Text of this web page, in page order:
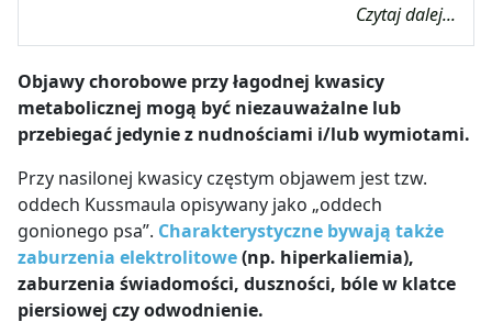
Czytaj dalej...
Objawy chorobowe przy łagodnej kwasicy
metabolicznej mogą być niezauważalne lub
przebiegać jedynie z nudnościami i/lub wymiotami.
Przy nasilonej kwasicy częstym objawem jest tzw.
oddech Kussmaula opisywany jako „oddech
gonionego psa”. Charakterystyczne bywają także
zaburzenia elektrolitowe(np. hiperkaliemia),
zaburzenia świadomości, duszności, bóle w klatce
piersiowej czy odwodnienie.